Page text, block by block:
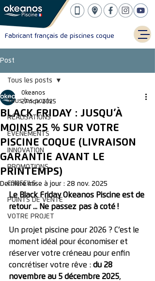
Fabricant français de piscines coque
Post
Tous les posts
RÉALISATIONS
ÉVÈNEMENTS
INNOVATION
PROMOTIONS
CONSEILS
POINTS DE VENTE
VOTRE PROJET
Tous les posts
BLACK FRIDAY : JUSQU’À
MOINS 25 % SUR VOTRE
PISCINE COQUE (LIVRAISON
GARANTIE AVANT LE
PRINTEMPS)
Okeanos
27 nov. 2025
Dernière mise à jour : 28 nov. 2025
Le Black Friday Okeanos Piscine est de
retour ... Ne passez pas à coté !
Un projet piscine pour 2026 ? C’est le
moment idéal pour économiser et
réserver votre créneau pour enfin
concrétiser votre rêve : du 28
novembre au 5 décembre 2025,